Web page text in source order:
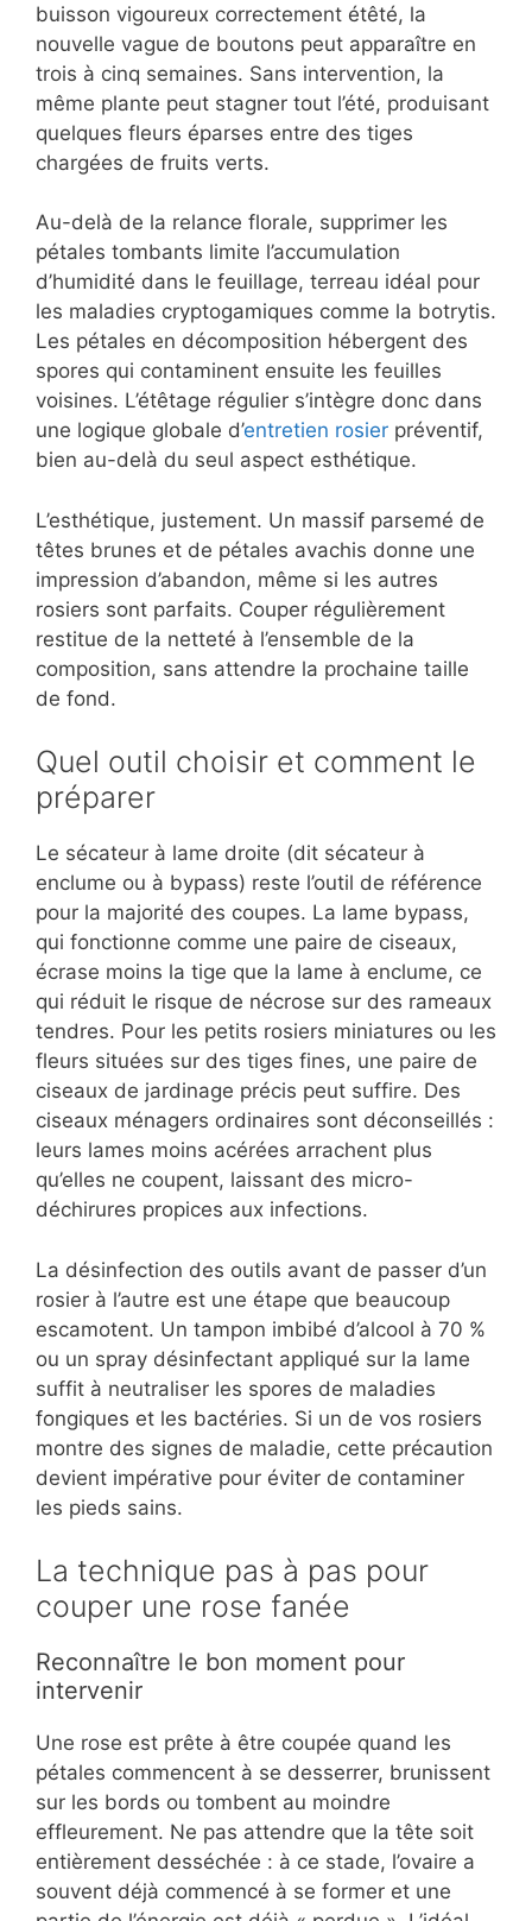
buisson vigoureux correctement étêté, la
nouvelle vague de boutons peut apparaître en
trois à cinq semaines. Sans intervention, la
même plante peut stagner tout l’été, produisant
quelques fleurs éparses entre des tiges
chargées de fruits verts.
Au-delà de la relance florale, supprimer les
pétales tombants limite l’accumulation
d’humidité dans le feuillage, terreau idéal pour
les maladies cryptogamiques comme la botrytis.
Les pétales en décomposition hébergent des
spores qui contaminent ensuite les feuilles
voisines. L’étêtage régulier s’intègre donc dans
une logique globale d’entretien rosier préventif,
bien au-delà du seul aspect esthétique.
L’esthétique, justement. Un massif parsemé de
têtes brunes et de pétales avachis donne une
impression d’abandon, même si les autres
rosiers sont parfaits. Couper régulièrement
restitue de la netteté à l’ensemble de la
composition, sans attendre la prochaine taille
de fond.
Quel outil choisir et comment le
préparer
Le sécateur à lame droite (dit sécateur à
enclume ou à bypass) reste l’outil de référence
pour la majorité des coupes. La lame bypass,
qui fonctionne comme une paire de ciseaux,
écrase moins la tige que la lame à enclume, ce
qui réduit le risque de nécrose sur des rameaux
tendres. Pour les petits rosiers miniatures ou les
fleurs situées sur des tiges fines, une paire de
ciseaux de jardinage précis peut suffire. Des
ciseaux ménagers ordinaires sont déconseillés :
leurs lames moins acérées arrachent plus
qu’elles ne coupent, laissant des micro-
déchirures propices aux infections.
La désinfection des outils avant de passer d’un
rosier à l’autre est une étape que beaucoup
escamotent. Un tampon imbibé d’alcool à 70 %
ou un spray désinfectant appliqué sur la lame
suffit à neutraliser les spores de maladies
fongiques et les bactéries. Si un de vos rosiers
montre des signes de maladie, cette précaution
devient impérative pour éviter de contaminer
les pieds sains.
La technique pas à pas pour
couper une rose fanée
Reconnaître le bon moment pour
intervenir
Une rose est prête à être coupée quand les
pétales commencent à se desserrer, brunissent
sur les bords ou tombent au moindre
effleurement. Ne pas attendre que la tête soit
entièrement desséchée : à ce stade, l’ovaire a
souvent déjà commencé à se former et une